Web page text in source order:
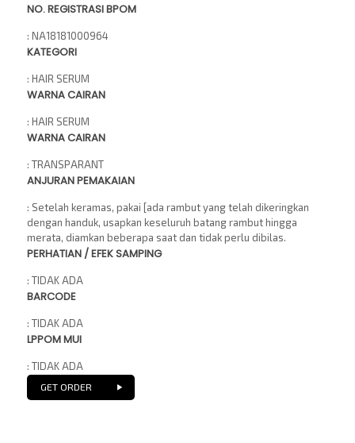
NO. REGISTRASI BPOM
: NA18181000964
KATEGORI
: HAIR SERUM
WARNA CAIRAN
: HAIR SERUM
WARNA CAIRAN
: TRANSPARANT
ANJURAN PEMAKAIAN
: Setelah keramas, pakai [ada rambut yang telah dikeringkan
dengan handuk, usapkan keseluruh batang rambut hingga
merata, diamkan beberapa saat dan tidak perlu dibilas.
PERHATIAN / EFEK SAMPING
: TIDAK ADA
BARCODE
: TIDAK ADA
LPPOM MUI
: TIDAK ADA
GET ORDER